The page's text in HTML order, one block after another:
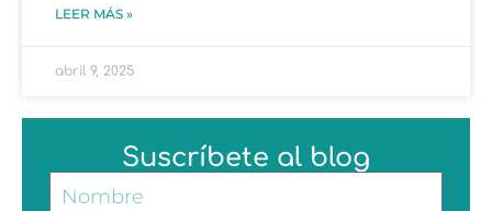
LEER MÁS »
abril 9, 2025
Suscríbete al blog